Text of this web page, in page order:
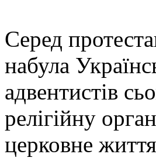
Серед
набула
адвентистів
релігійну
церковне